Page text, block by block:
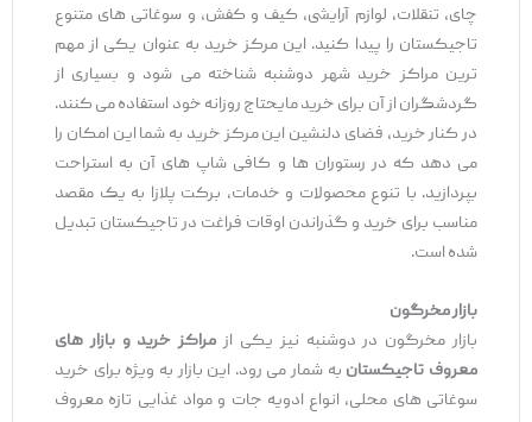
چای، تنقلات، لوازم آرایشی، کیف و کفش، و سوغاتی ‌های متنوع
تاجیکستان را پیدا کنید. این مرکز خرید به عنوان یکی از مهم
‌ترین مراکز خرید شهر دوشنبه شناخته می ‌شود و بسیاری از
گردشگران از آن برای خرید مایحتاج روزانه خود استفاده می ‌کنند.
در کنار خرید، فضای دلنشین این مرکز خرید به شما این امکان را
می‌ دهد که در رستوران ‌ها و کافی ‌شاپ‌ های آن به استراحت
بپردازید. با تنوع محصولات و خدمات، برکت پلازا به یک مقصد
مناسب برای خرید و گذراندن اوقات فراغت در تاجیکستان تبدیل
شده است.
بازار مخرگون
بازار مخرگون در دوشنبه نیز یکی ازمراکز خرید و بازار های
معروف تاجیکستانبه شمار می ‌رود. این بازار به ویژه برای خرید
سوغاتی ‌های محلی، انواع ادویه ‌جات و مواد غذایی تازه معروف